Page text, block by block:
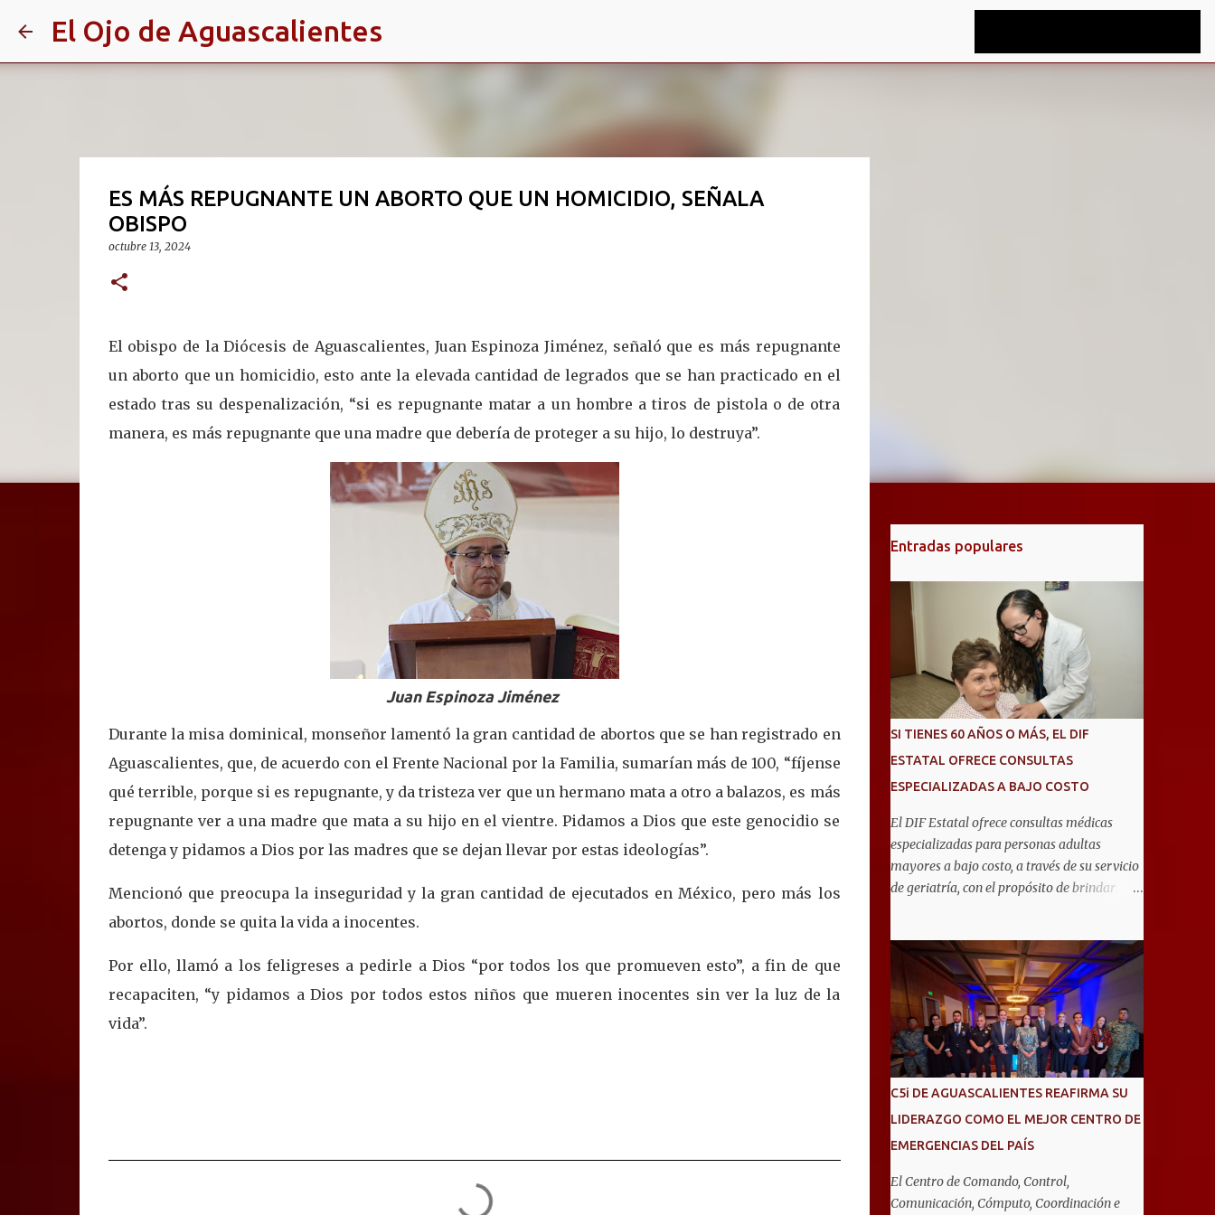
El Ojo de Aguascalientes
ES MÁS REPUGNANTE UN ABORTO QUE UN HOMICIDIO, SEÑALA
OBISPO
octubre 13, 2024
El obispo de la Diócesis de Aguascalientes, Juan Espinoza Jiménez, señaló que es más repugnante
un aborto que un homicidio, esto ante la elevada cantidad de legrados que se han practicado en el
estado tras su despenalización, “si es repugnante matar a un hombre a tiros de pistola o de otra
manera, es más repugnante que una madre que debería de proteger a su hijo, lo destruya”.
Juan Espinoza Jiménez
Durante la misa dominical, monseñor lamentó la gran cantidad de abortos que se han registrado en
Aguascalientes, que, de acuerdo con el Frente Nacional por la Familia, sumarían más de 100, “fíjense
qué terrible, porque si es repugnante, y da tristeza ver que un hermano mata a otro a balazos, es más
repugnante ver a una madre que mata a su hijo en el vientre. Pidamos a Dios que este genocidio se
detenga y pidamos a Dios por las madres que se dejan llevar por estas ideologías”.
Mencionó que preocupa la inseguridad y la gran cantidad de ejecutados en México, pero más los
abortos, donde se quita la vida a inocentes.
Por ello, llamó a los feligreses a pedirle a Dios “por todos los que promueven esto”, a fin de que
recapaciten, “y pidamos a Dios por todos estos niños que mueren inocentes sin ver la luz de la
vida”.
Entradas populares
SI TIENES 60 AÑOS O MÁS, EL DIF
ESTATAL OFRECE CONSULTAS
ESPECIALIZADAS A BAJO COSTO
El DIF Estatal ofrece consultas médicas
especializadas para personas adultas
mayores a bajo costo, a través de su servicio
de geriatría, con el propósito de brindar
calidad de vida. Aurora Jiménez Esquivel,
primera voluntaria y presidenta del DIF
Estatal, informó que la consulta de geriatría
se enfoca fundamentalmente en la
prevención, el diagnóstico y tratamiento de
las enfermedades más comunes en las
personas mayores de 60 años, como
alzhéimer, entre otros padecimientos.
"Nuestros adultos mayores son el corazón
respeto, cuidado y reconocimiento; por eso,
C5i DE AGUASCALIENTES REAFIRMA SU
LIDERAZGO COMO EL MEJOR CENTRO DE
EMERGENCIAS DEL PAÍS
El Centro de Comando, Control,
Comunicación, Cómputo, Coordinación e